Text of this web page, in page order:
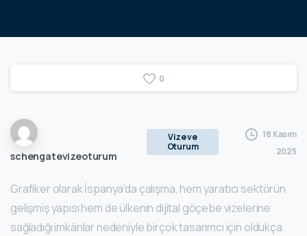
0
schengatevizeoturum
Vize ve
Oturum
18 Kasım
2025
Grafiker olarak İspanya’da çalışma, hem yaratıcı sektörün
gelişmiş yapısı hem de ülkenin dijital göçebe vizelerine
sağladığı imkânlar nedeniyle birçok tasarımcı için oldukça